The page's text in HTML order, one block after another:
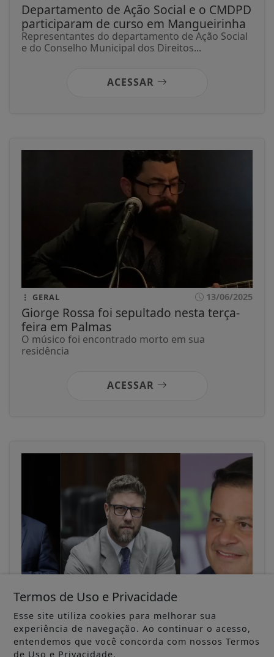
Departamento de Ação Social e o CMDPD
participaram de curso em Mangueirinha
Representantes do departamento de Ação Social
e do Conselho Municipal dos Direitos...
ACESSAR
GERAL 13/06/2025
Giorge Rossa foi sepultado nesta terça-
feira em Palmas
O músico foi encontrado morto em sua
residência
ACESSAR
GERAL
Aliança fechada: Rafael Greca será vice
de Sandro Alex para disputa ao Governo
do...
Termos de Uso e Privacidade
Esse site utiliza cookies para melhorar sua
experiência de navegação. Ao continuar o acesso,
entendemos que você concorda com nossos Termos
de Uso e Privacidade.